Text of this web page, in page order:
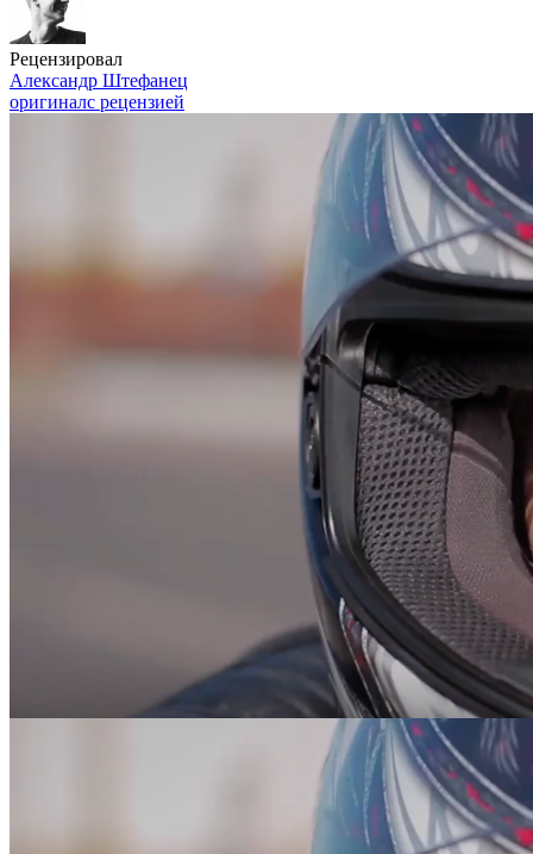
Рецензировал
Александр Штефанец
оригиналс рецензией